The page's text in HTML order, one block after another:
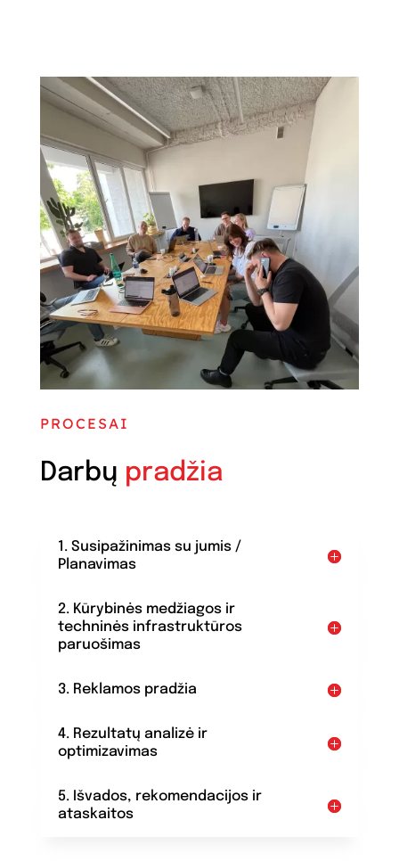
PROCESAI
Darbų pradžia
1. Susipažinimas su jumis /
Planavimas
2. Kūrybinės medžiagos ir
techninės infrastruktūros
paruošimas
3. Reklamos pradžia
4. Rezultatų analizė ir
optimizavimas
5. Išvados, rekomendacijos ir
ataskaitos